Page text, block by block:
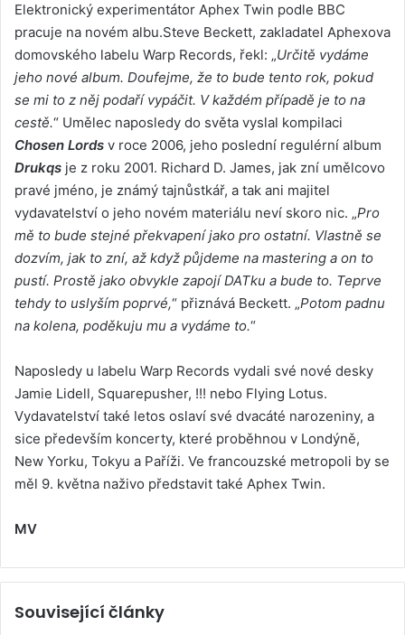
Elektronický experimentátor Aphex Twin podle BBC
pracuje na novém albu.Steve Beckett, zakladatel Aphexova
domovského labelu Warp Records, řekl: „Určitě vydáme
jeho nové album. Doufejme, že to bude tento rok, pokud
se mi to z něj podaří vypáčit. V každém případě je to na
cestě.“ Umělec naposledy do světa vyslal kompilaci
Chosen Lords v roce 2006, jeho poslední regulérní album
Drukqs je z roku 2001. Richard D. James, jak zní umělcovo
pravé jméno, je známý tajnůstkář, a tak ani majitel
vydavatelství o jeho novém materiálu neví skoro nic. „Pro
mě to bude stejné překvapení jako pro ostatní. Vlastně se
dozvím, jak to zní, až když půjdeme na mastering a on to
pustí. Prostě jako obvykle zapojí DATku a bude to. Teprve
tehdy to uslyším poprvé,“ přiznává Beckett. „Potom padnu
na kolena, poděkuju mu a vydáme to.“
Naposledy u labelu Warp Records vydali své nové desky
Jamie Lidell, Squarepusher, !!! nebo Flying Lotus.
Vydavatelství také letos oslaví své dvacáté narozeniny, a
sice především koncerty, které proběhnou v Londýně,
New Yorku, Tokyu a Paříži. Ve francouzské metropoli by se
měl 9. května naživo představit také Aphex Twin.
MV
Související články